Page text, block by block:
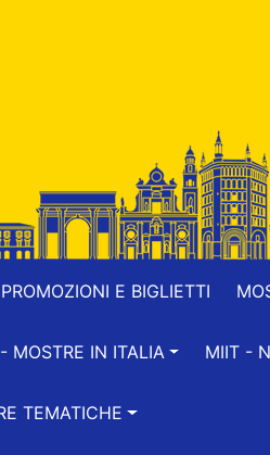
PROMOZIONI E BIGLIETTI
MOSTRE IN ITALIA MIIT -
TEMATICHE